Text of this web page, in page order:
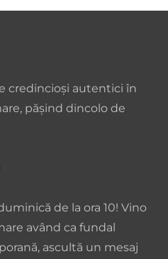
credincioși autentici în
pășind dincolo de
de la ora 10! Vino
având ca fundal
ascultă un mesaj